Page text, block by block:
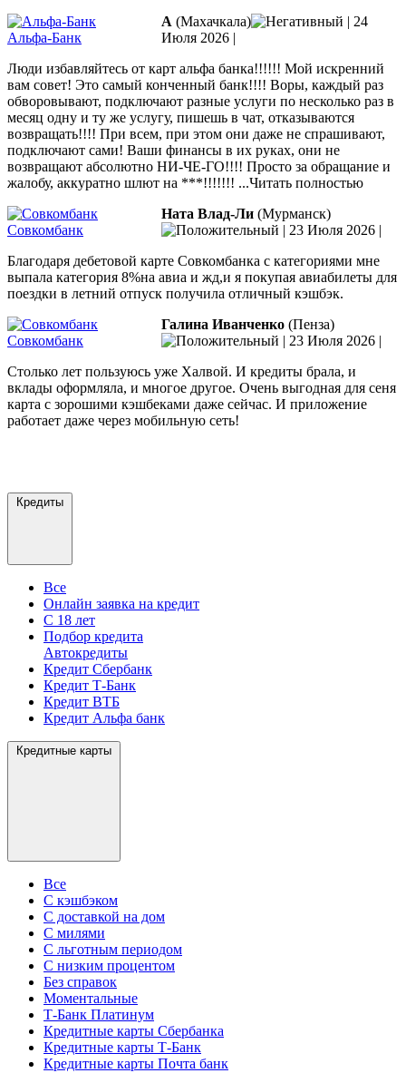
Альфа-Банк
А (Махачкала) | 24
Июля 2026 |
Люди избавляйтесь от карт альфа банка!!!!!! Мой искренний
вам совет! Это самый конченный банк!!!! Воры, каждый раз
обворовывают, подключают разные услуги по несколько раз в
месяц одну и ту же услугу, пишешь в чат, отказываются
возвращать!!!! При всем, при этом они даже не спрашивают,
подключают сами! Ваши финансы в их руках, они не
возвращают абсолютно НИ-ЧЕ-ГО!!!! Просто за обращание и
жалобу, аккуратно шлют на ***!!!!!!! ...Читать полностью
Совкомбанк
Ната Влад-Ли (Мурманск)
| 23 Июля 2026 |
Благодаря дебетовой карте Совкомбанка с категориями мне
выпала категория 8%на авиа и жд,и я покупая авиабилеты для
поездки в летний отпуск получила отличный кэшбэк.
Совкомбанк
Галина Иванченко (Пенза)
| 23 Июля 2026 |
Столько лет пользуюсь уже Халвой. И кредиты брала, и
вклады оформляла, и многое другое. Очень выгодная для сеня
карта с зорошими кэшбеками даже сейчас. И приложение
работает даже через мобильную сеть!
Кредиты
Все
Онлайн заявка на кредит
С 18 лет
Подбор кредита
Автокредиты
Кредит Сбербанк
Кредит Т-Банк
Кредит ВТБ
Кредит Альфа банк
Кредитные карты
Все
С кэшбэком
С доставкой на дом
С милями
С льготным периодом
С низким процентом
Без справок
Моментальные
Т-Банк Платинум
Кредитные карты Сбербанка
Кредитные карты Т-Банк
Кредитные карты Почта банк